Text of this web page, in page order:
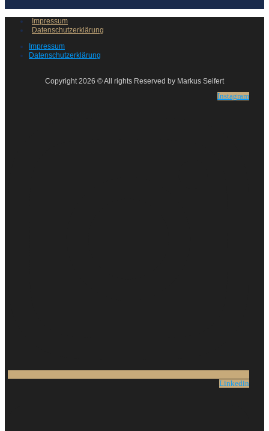
Impressum
Datenschutzerklärung
Impressum
Datenschutzerklärung
Copyright 2026 © All rights Reserved by Markus Seifert
Instagram
Linkedin